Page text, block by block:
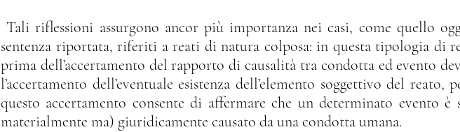
sentenza riportata, riferiti a reati di natura colposa: in questa tipologia di
prima dell’accertamento del rapporto di causalità tra condotta ed evento
l’accertamento dell’eventuale esistenza dell’elemento soggettivo del reato,
questo accertamento consente di affermare che un determinato evento è
materialmente ma) giuridicamente causato da una condotta umana.